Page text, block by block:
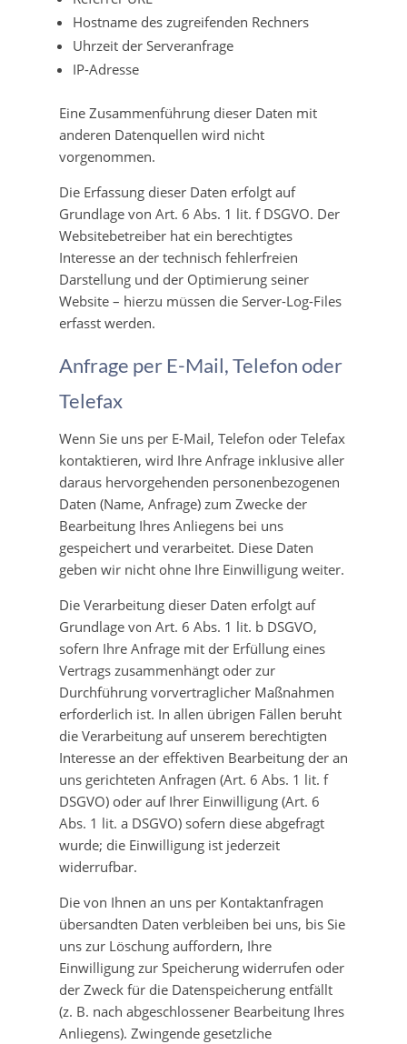
Hostname des zugreifenden Rechners
Uhrzeit der Serveranfrage
IP-Adresse
Eine Zusammenführung dieser Daten mit
anderen Datenquellen wird nicht
vorgenommen.
Die Erfassung dieser Daten erfolgt auf
Grundlage von Art. 6 Abs. 1 lit. f DSGVO. Der
Websitebetreiber hat ein berechtigtes
Interesse an der technisch fehlerfreien
Darstellung und der Optimierung seiner
Website – hierzu müssen die Server-Log-Files
erfasst werden.
Anfrage per E-Mail, Telefon oder
Telefax
Wenn Sie uns per E-Mail, Telefon oder Telefax
kontaktieren, wird Ihre Anfrage inklusive aller
daraus hervorgehenden personenbezogenen
Daten (Name, Anfrage) zum Zwecke der
Bearbeitung Ihres Anliegens bei uns
gespeichert und verarbeitet. Diese Daten
geben wir nicht ohne Ihre Einwilligung weiter.
Die Verarbeitung dieser Daten erfolgt auf
Grundlage von Art. 6 Abs. 1 lit. b DSGVO,
sofern Ihre Anfrage mit der Erfüllung eines
Vertrags zusammenhängt oder zur
Durchführung vorvertraglicher Maßnahmen
erforderlich ist. In allen übrigen Fällen beruht
die Verarbeitung auf unserem berechtigten
Interesse an der effektiven Bearbeitung der an
uns gerichteten Anfragen (Art. 6 Abs. 1 lit. f
DSGVO) oder auf Ihrer Einwilligung (Art. 6
Abs. 1 lit. a DSGVO) sofern diese abgefragt
wurde; die Einwilligung ist jederzeit
widerrufbar.
Die von Ihnen an uns per Kontaktanfragen
übersandten Daten verbleiben bei uns, bis Sie
uns zur Löschung auffordern, Ihre
Einwilligung zur Speicherung widerrufen oder
der Zweck für die Datenspeicherung entfällt
(z. B. nach abgeschlossener Bearbeitung Ihres
Anliegens). Zwingende gesetzliche